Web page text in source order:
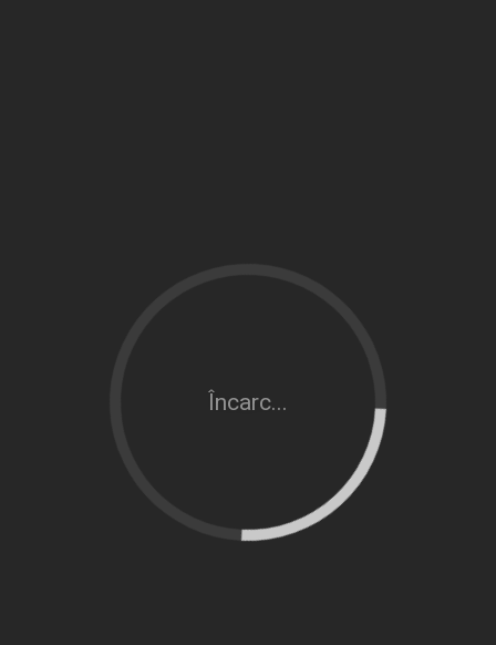
Încarc...